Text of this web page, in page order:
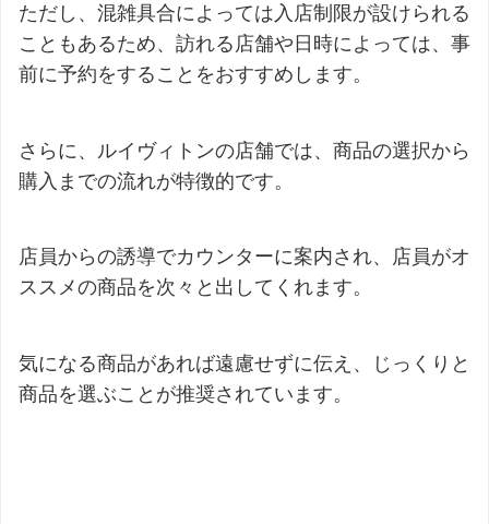
ただし、混雑具合によっては入店制限が設けられる
こともあるため、訪れる店舗や日時によっては、事
前に予約をすることをおすすめします。
さらに、ルイヴィトンの店舗では、商品の選択から
購入までの流れが特徴的です。
店員からの誘導でカウンターに案内され、店員がオ
ススメの商品を次々と出してくれます。
気になる商品があれば遠慮せずに伝え、じっくりと
商品を選ぶことが推奨されています。